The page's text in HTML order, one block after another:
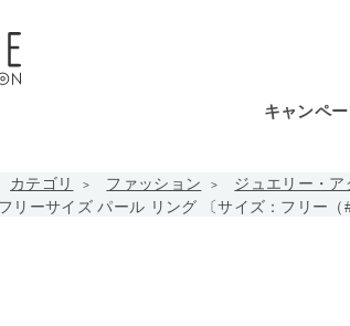
キャンペ
カテゴリ ファッション ジュエリー・ア
リーサイズ パール リング 〔サイズ：フリー